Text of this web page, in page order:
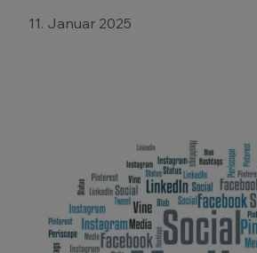
11. Januar 2025